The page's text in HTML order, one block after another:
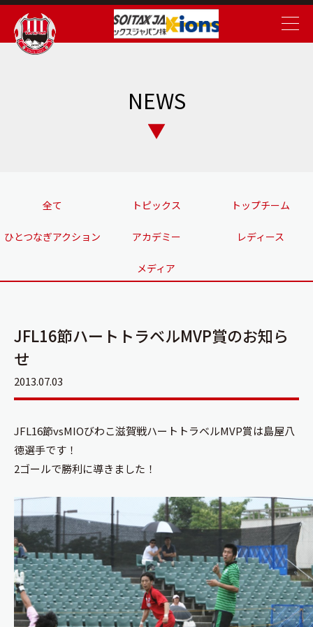
NEWS
全て トピックス トップチーム
ひとつなぎアクション アカデミー レディース
メディア
JFL16節ハートトラベルMVP賞のお知ら
せ
2013.07.03
JFL16節vsMIOびわこ滋賀戦ハートトラベルMVP賞は島屋八
徳選手です！
2ゴールで勝利に導きました！